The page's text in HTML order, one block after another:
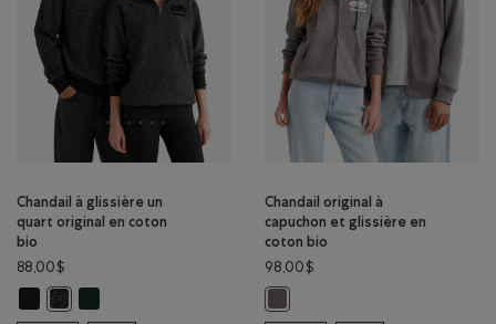
Chandail à glissière un
quart original en coton
bio
88,00$
Chandail à glissière un quart original en coton bio: NOIR Couleur
Chandail à glissière un quart original en coton bio: POIVRE NOIR
Chandail original à
capuchon et glissière en
coton bio
98,00$